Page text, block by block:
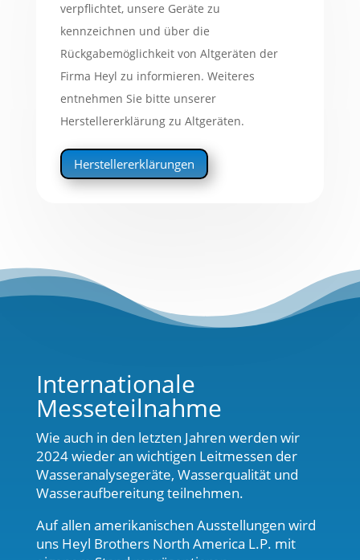
verpflichtet, unsere Geräte zu
kennzeichnen und über die
Rückgabemöglichkeit von Altgeräten der
Firma Heyl zu informieren. Weiteres
entnehmen Sie bitte unserer
Herstellererklärung zu Altgeräten.
Herstellererklärungen
Internationale
Messeteilnahme
Wie auch in den letzten Jahren werden wir
2024 wieder an wichtigen Leitmessen der
Wasseranalysegeräte, Wasserqualität und
Wasseraufbereitung teilnehmen.
Auf allen amerikanischen Ausstellungen wird
uns Heyl Brothers North America L.P. mit